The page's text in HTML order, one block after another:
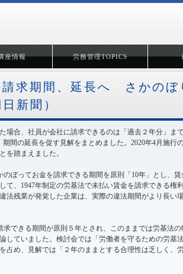
座情報 労務管理TOPICS
請求期間、延長へ さかのぼ
新聞）
場合、社員が会社に請求できるのは「過去２年分」ま
期間の延長を促す見解をまとめました。2020年4月施行
を踏まえました。
のぼってお金を請求できる期間を原則「10年」とし、
て、1947年制定の労基法で未払い賃金を請求できる権
法残業が発覚した企業は、実際の違法期間がより長い
求できる期間が原則５年とされ、このままでは労基法
していました。検討会では「労働者を守るための労基
占め、見解では「２年のままとする合理性は乏しく、